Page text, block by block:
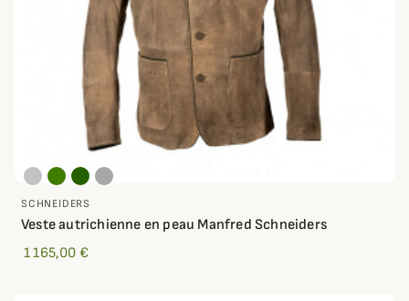
SCHNEIDERS
Veste autrichienne en peau Manfred Schneiders
1 165,00 €